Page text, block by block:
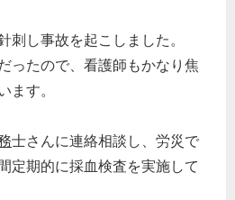
刺し事故を起こしました。
ったので、看護師もかなり焦
ます。
士さんに連絡相談し、労災で
定期的に採血検査を実施して